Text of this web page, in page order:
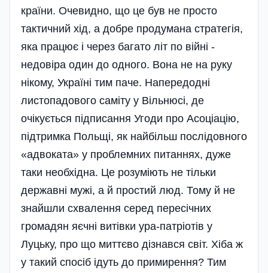
країни. Очевидно, що це був не просто
тактичний хід, а добре продумана стратегія,
яка працює і через багато літ по війні -
недовіра один до одного. Вона не на руку
нікому, Україні тим паче. Напередодні
листопадового саміту у Вільнюсі, де
очікується підписання Угоди про Асоціацію,
підтримка Польщі, як найбільш послідовного
«адвоката» у проблемних питаннях, дуже
таки необхідна. Це розуміють не тільки
державні мужі, а й простий люд. Тому й не
знайшли схвалення серед пересічних
громадян яєчні витівки ура-патріотів у
Луцьку, про що миттєво дізнався світ. Хіба ж
у такий спосіб ідуть до примирення? Тим